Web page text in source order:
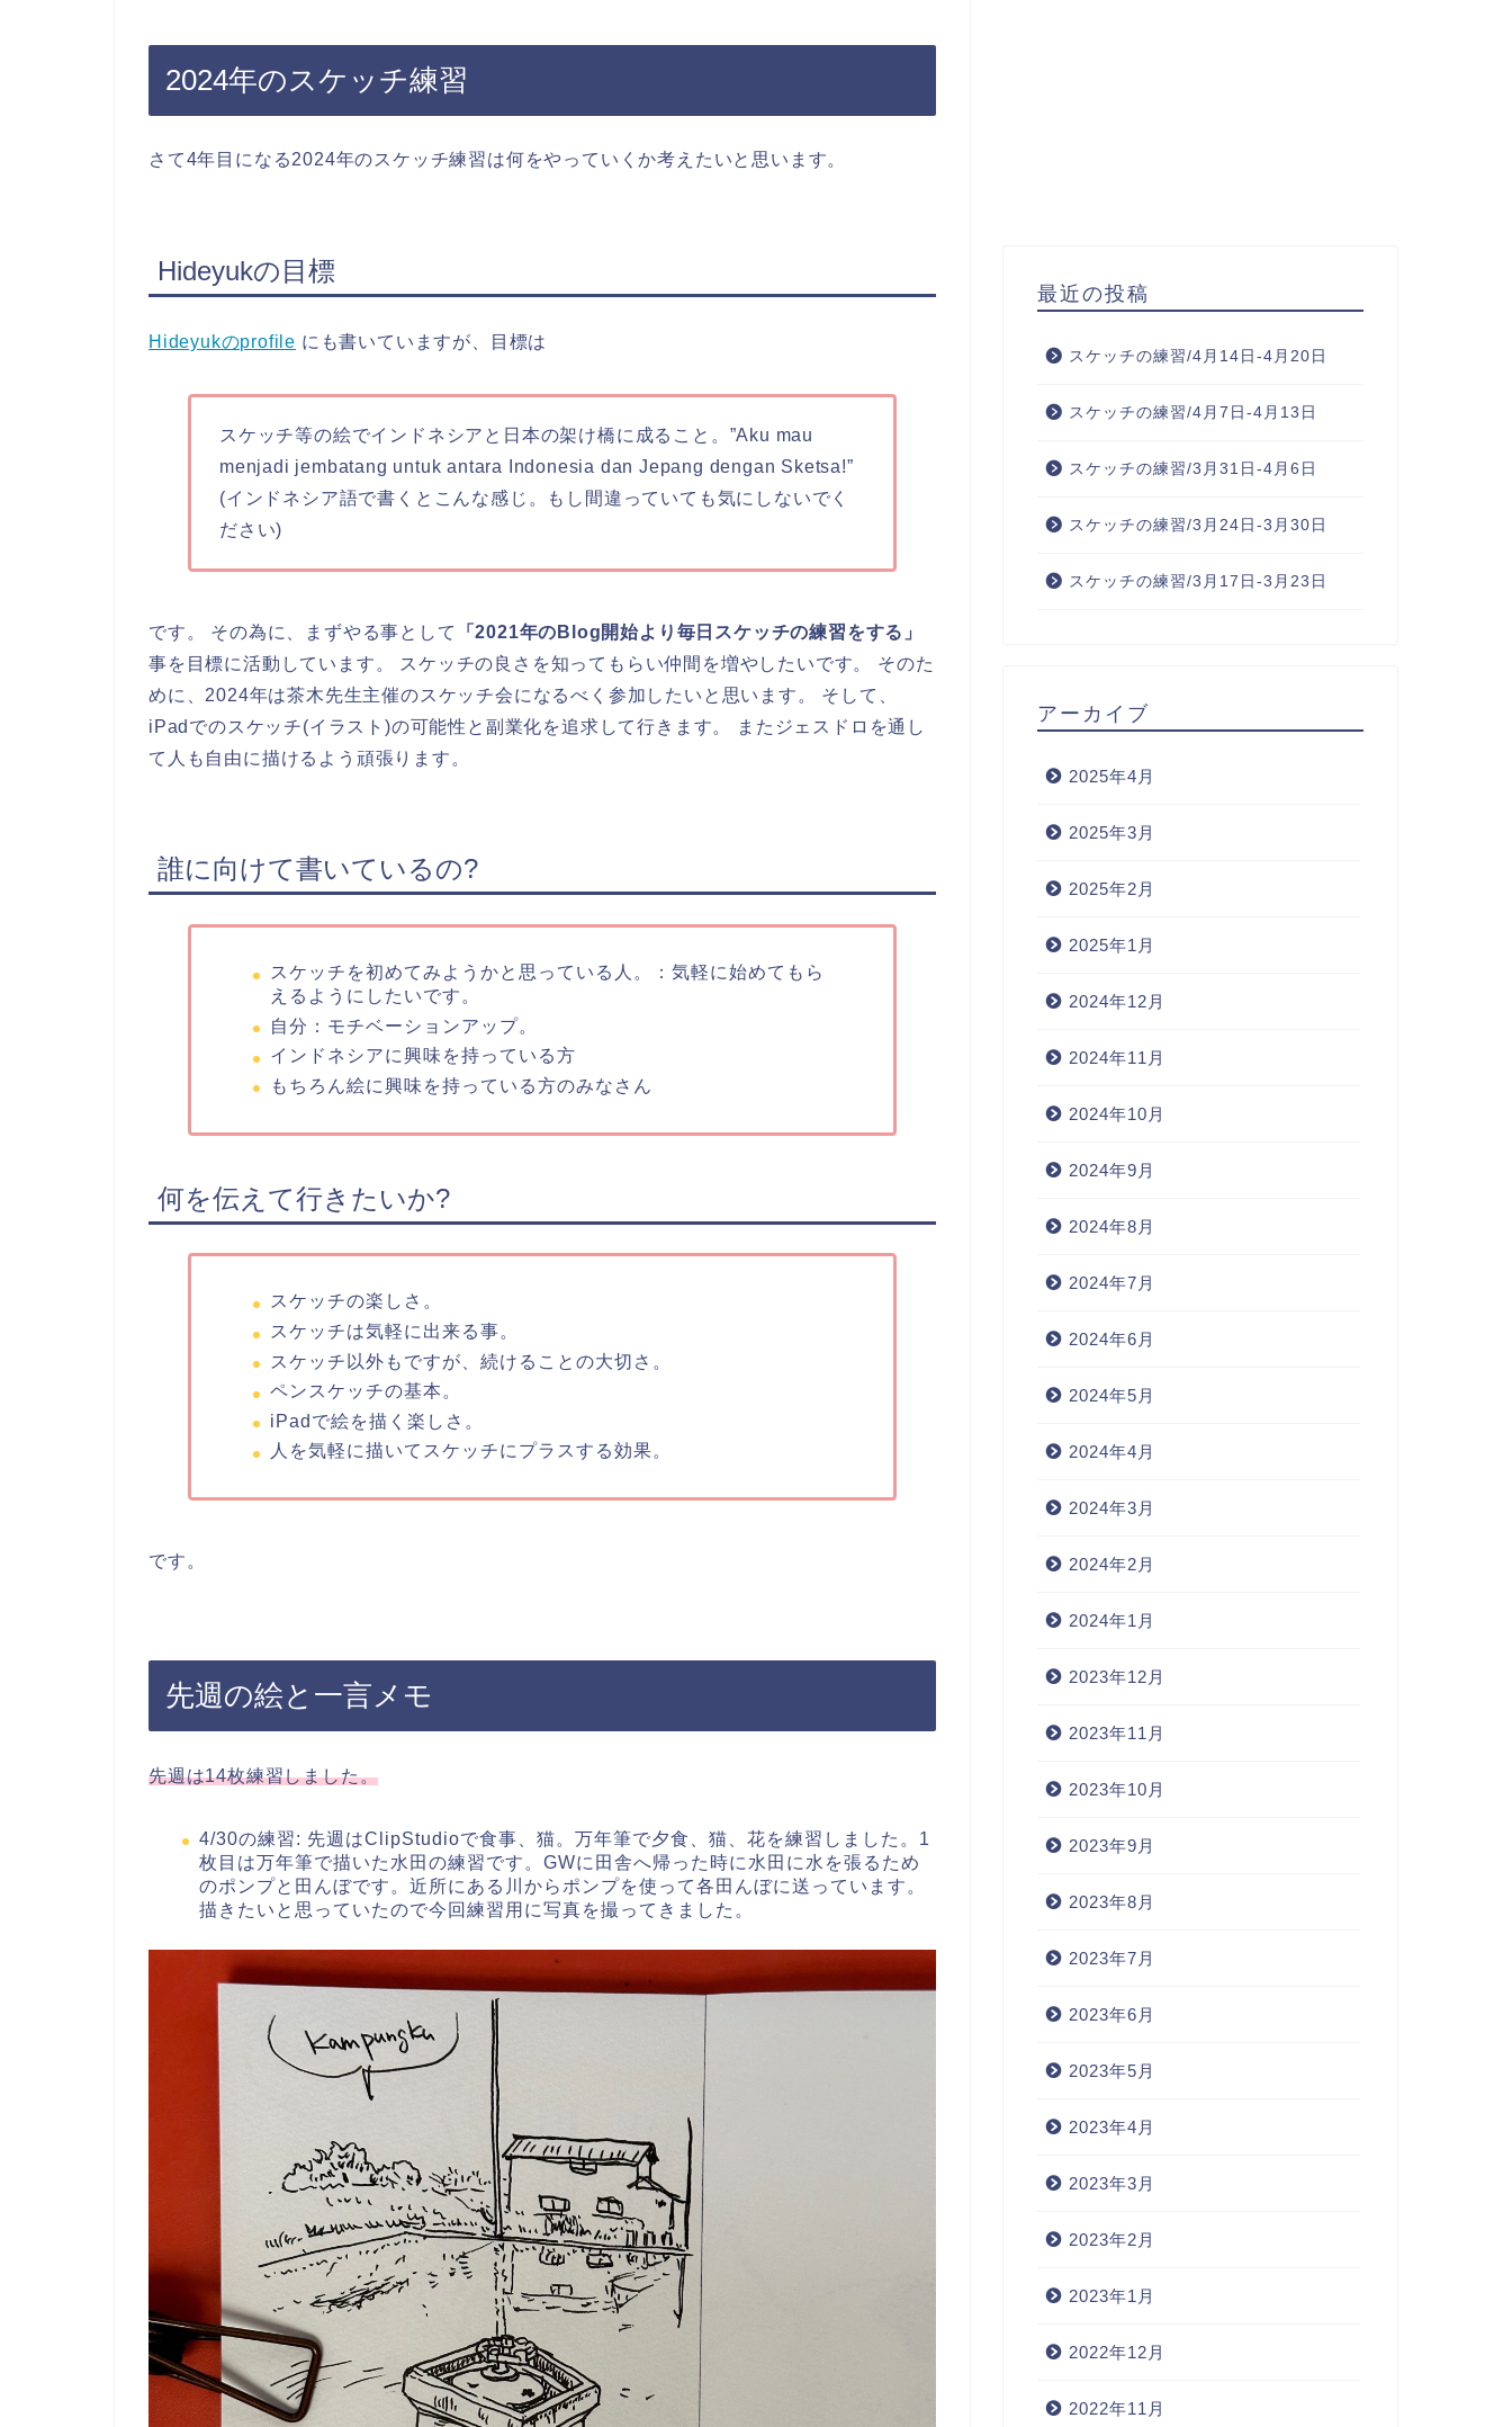
2024年のスケッチ練習
さて4年目になる2024年のスケッチ練習は何をやっていくか考えたいと思います。
Hideyukの目標
Hideyukのprofile にも書いていますが、目標は
スケッチ等の絵でインドネシアと日本の架け橋に成ること。”Aku mau
menjadi jembatang untuk antara Indonesia dan Jepang dengan Sketsa!”
(インドネシア語で書くとこんな感じ。もし間違っていても気にしないでく
ださい)
です。 その為に、まずやる事として
「2021年のBlog開始より毎日スケッチの練習をする」
事を目標に活動しています。 スケッチの良さを知ってもらい仲間を増やしたいです。 そのた
めに、2024年は茶木先生主催のスケッチ会になるべく参加したいと思います。 そして、
iPadでのスケッチ(イラスト)の可能性と副業化を追求して行きます。 またジェスドロを通し
て人も自由に描けるよう頑張ります。
誰に向けて書いているの?
スケッチを初めてみようかと思っている人。：気軽に始めてもら
えるようにしたいです。
自分：モチベーションアップ。
インドネシアに興味を持っている方
もちろん絵に興味を持っている方のみなさん
何を伝えて行きたいか?
スケッチの楽しさ。
スケッチは気軽に出来る事。
スケッチ以外もですが、続けることの大切さ。
ペンスケッチの基本。
iPadで絵を描く楽しさ。
人を気軽に描いてスケッチにプラスする効果。
です。
先週の絵と一言メモ
先週は14枚練習しました。
4/30の練習: 先週はClipStudioで食事、猫。万年筆で夕食、猫、花を練習しました。1
枚目は万年筆で描いた水田の練習です。GWに田舎へ帰った時に水田に水を張るため
のポンプと田んぼです。近所にある川からポンプを使って各田んぼに送っています。
描きたいと思っていたので今回練習用に写真を撮ってきました。
最近の投稿
スケッチの練習/4月14日-4月20日
スケッチの練習/4月7日-4月13日
スケッチの練習/3月31日-4月6日
スケッチの練習/3月24日-3月30日
スケッチの練習/3月17日-3月23日
アーカイブ
2025年4月
2025年3月
2025年2月
2025年1月
2024年12月
2024年11月
2024年10月
2024年9月
2024年8月
2024年7月
2024年6月
2024年5月
2024年4月
2024年3月
2024年2月
2024年1月
2023年12月
2023年11月
2023年10月
2023年9月
2023年8月
2023年7月
2023年6月
2023年5月
2023年4月
2023年3月
2023年2月
2023年1月
2022年12月
2022年11月